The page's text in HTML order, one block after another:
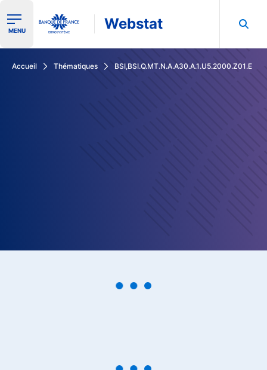
Ouvrir le menu de navigation
MENU Webstat
Accueil Thématiques BSI,BSI.Q.MT.N.A.A30.A.1.U5.2000.Z01.E